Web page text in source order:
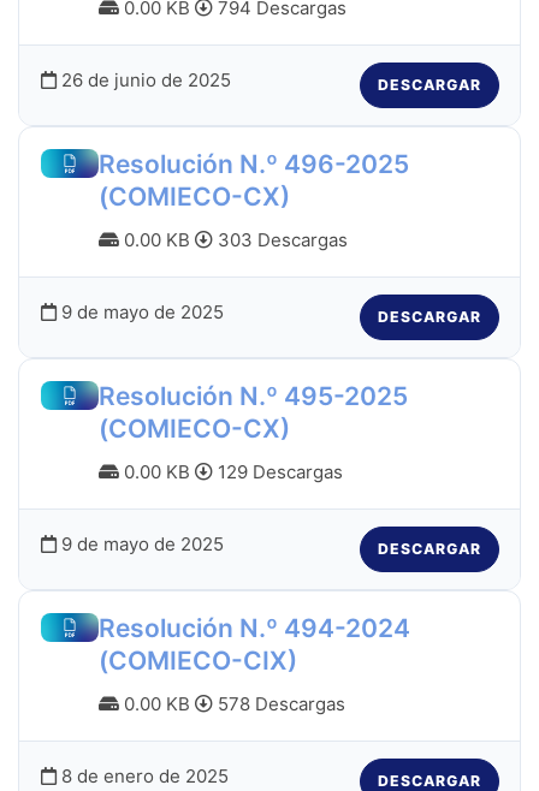
0.00 KB 794 Descargas
26 de junio de 2025 DESCARGAR
Resolución N.º 496-2025
(COMIECO-CX)
0.00 KB 303 Descargas
9 de mayo de 2025 DESCARGAR
Resolución N.º 495-2025
(COMIECO-CX)
0.00 KB 129 Descargas
9 de mayo de 2025 DESCARGAR
Resolución N.º 494-2024
(COMIECO-CIX)
0.00 KB 578 Descargas
8 de enero de 2025 DESCARGAR